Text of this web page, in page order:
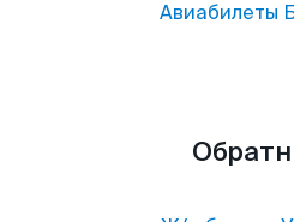
Авиабилеты